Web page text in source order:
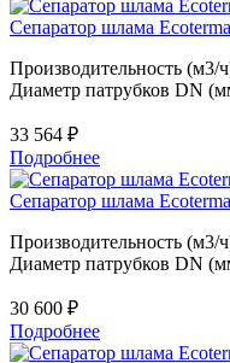
Сепаратор шлама
Производительность (м3/
Диаметр патрубков DN
33 564 ₽
Подробнее
Сепаратор шлама
Производительность (м3/
Диаметр патрубков DN
30 600 ₽
Подробнее